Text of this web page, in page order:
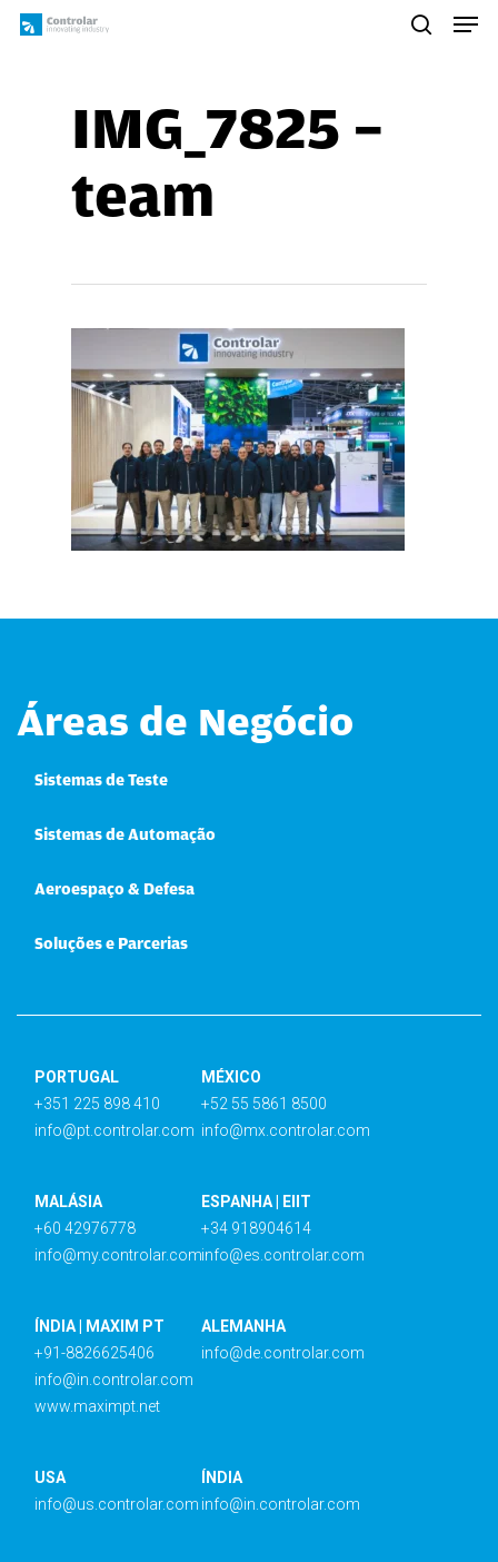
Skip
IMG_7825 –
team
Áreas de Negócio
Sistemas de Teste
Sistemas de Automação
Aeroespaço & Defesa
Soluções e Parcerias
PORTUGAL
+351 225 898 410
info@pt.controlar.com
MÉXICO
+52 55 5861 8500
info@mx.controlar.com
MALÁSIA
+60 42976778
info@my.controlar.com
ESPANHA | EIIT
+34 918904614
info@es.controlar.com
ÍNDIA | MAXIM PT
+91-8826625406
info@in.controlar.com
www.maximpt.net
ALEMANHA
info@de.controlar.com
USA
info@us.controlar.com
ÍNDIA
info@in.controlar.com